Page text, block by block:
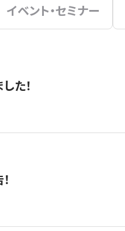
イベント・セミナー
た！